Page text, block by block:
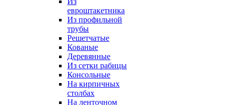
евроштакетника
Из профильной
трубы
Решетчатые
Кованые
Деревянные
Из сетки рабицы
Консольные
На кирпичных
столбах
На ленточном